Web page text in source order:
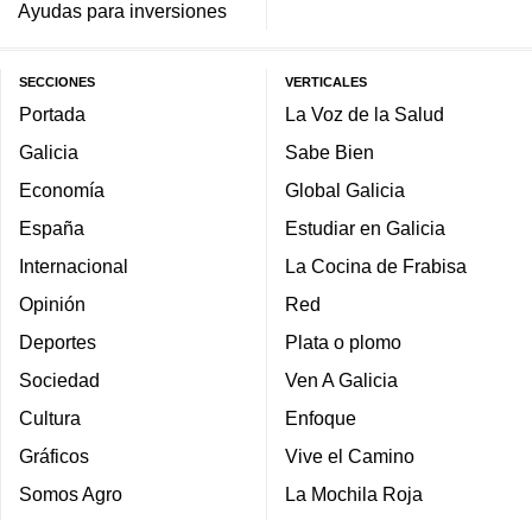
Ayudas para inversiones
SECCIONES
Portada
Galicia
Economía
España
Internacional
Opinión
Deportes
Sociedad
Cultura
Gráficos
Somos Agro
VERTICALES
La Voz de la Salud
Sabe Bien
Global Galicia
Estudiar en Galicia
La Cocina de Frabisa
Red
Plata o plomo
Ven A Galicia
Enfoque
Vive el Camino
La Mochila Roja